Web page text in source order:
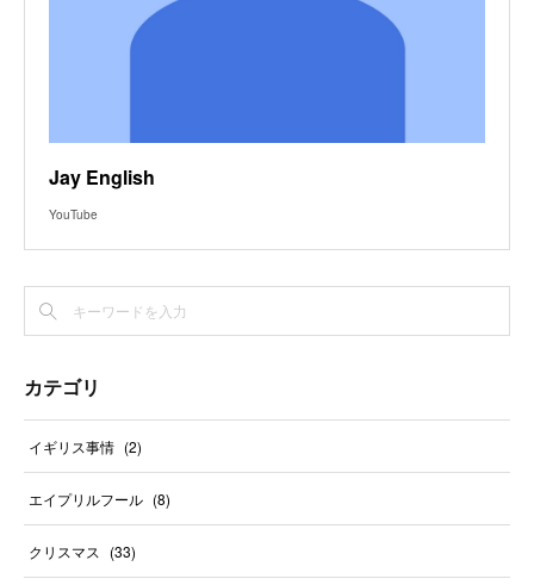
Jay English
YouTube
カテゴリ
イギリス事情 (2)
エイプリルフール (8)
クリスマス (33)